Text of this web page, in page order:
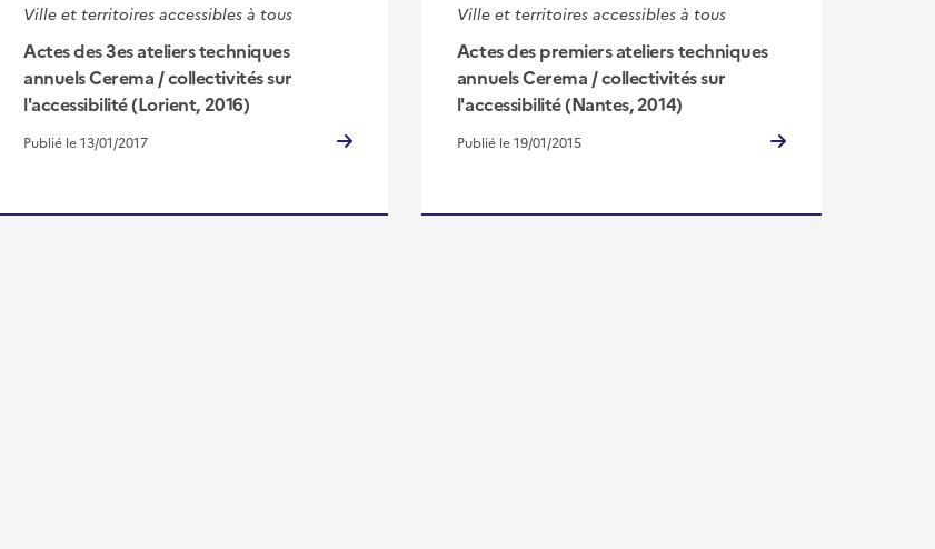
Ville et territoires accessibles à tous
Actes des 3es ateliers techniques
annuels Cerema / collectivités sur
l'accessibilité (Lorient, 2016)
Publié le 13/01/2017
Ville et territoires accessibles à tous
Actes des premiers ateliers techniques
annuels Cerema / collectivités sur
l'accessibilité (Nantes, 2014)
Publié le 19/01/2015